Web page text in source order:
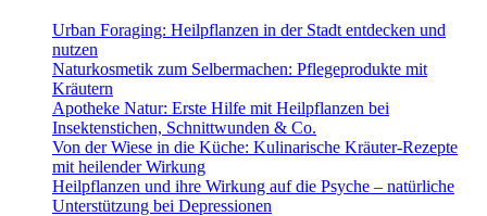
Urban Foraging: Heilpflanzen in der Stadt entdecken und
nutzen
Naturkosmetik zum Selbermachen: Pflegeprodukte mit
Kräutern
Apotheke Natur: Erste Hilfe mit Heilpflanzen bei
Insektenstichen, Schnittwunden & Co.
Von der Wiese in die Küche: Kulinarische Kräuter-Rezepte
mit heilender Wirkung
Heilpflanzen und ihre Wirkung auf die Psyche – natürliche
Unterstützung bei Depressionen